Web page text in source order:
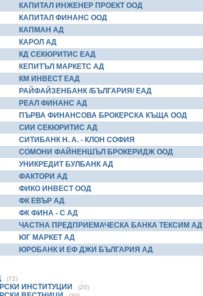
КАПИТАЛ ИНЖЕНЕР ПРОЕКТ ООД
КАПИТАЛ ФИНАНС ООД
КАПМАН АД
КАРОЛ АД
КД СЕКЮРИТИС ЕАД
КЕПИТЪЛ МАРКЕТС АД
КМ ИНВЕСТ ЕАД
РАЙФАЙЗЕНБАНК /БЪЛГАРИЯ/ ЕАД
РЕАЛ ФИНАНС АД
ПЪРВА ФИНАНСОВА БРОКЕРСКА КЪЩА ООД
СИИ СЕКЮРИТИС АД
СИТИБАНК Н. А. - КЛОН СОФИЯ
СОМОНИ ФАЙНЕНШЪЛ БРОКЕРИДЖ ООД
УНИКРЕДИТ БУЛБАНК АД
ФАКТОРИ АД
ФИКО ИНВЕСТ ООД
ФК ЕВЪР АД
ФК ФИНА - С АД
ЧАСТНА ПРЕДПРИЕМАЧЕСКА БАНКА ТЕКСИМ АД
ЮГ МАРКЕТ АД
ЮРОБАНК И ЕФ ДЖИ БЪЛГАРИЯ АД
(72)
ИНСТИТУЦИИ (20)